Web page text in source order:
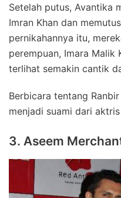
Setelah putus, Avantika
Imran Khan dan
pernikahannya itu,
perempuan, Imara Malik
terlihat semakin cantik
Berbicara tentang
menjadi suami dari
3. Aseem